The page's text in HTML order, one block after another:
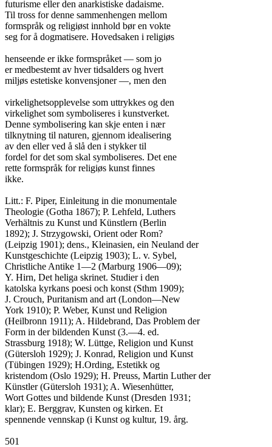
futurisme eller den anarkistiske dadaisme.
Til tross for denne sammenhengen mellom
formspråk og religiøst innhold bør en vokte
seg for å dogmatisere. Hovedsaken i religiøs
henseende er ikke formspråket — som jo
er medbestemt av hver tidsalders og hvert
miljøs estetiske konvensjoner —, men den
virkelighetsopplevelse som uttrykkes og den
virkelighet som symboliseres i kunstverket.
Denne symbolisering kan skje enten i nær
tilknytning til naturen, gjennom idealisering
av den eller ved å slå den i stykker til
fordel for det som skal symboliseres. Det ene
rette formspråk for religiøs kunst finnes
ikke.
Litt.: F. Piper, Einleitung in die monumentale
Theologie (Gotha 1867); P. Lehfeld, Luthers
Verhältnis zu Kunst und Künstlern (Berlin
1892); J. Strzygowski, Orient oder Rom?
(Leipzig 1901); dens., Kleinasien, ein Neuland der
Kunstgeschichte (Leipzig 1903); L. v. Sybel,
Christliche Antike 1—2 (Marburg 1906—09);
Y. Hirn, Det heliga skrinet. Studier i den
katolska kyrkans poesi och konst (Sthm 1909);
J. Crouch, Puritanism and art (London—New
York 1910); P. Weber, Kunst und Religion
(Heilbronn 1911); A. Hildebrand, Das Problem der
Form in der bildenden Kunst (3.—4. ed.
Strassburg 1918); W. Lüttge, Religion und Kunst
(Gütersloh 1929); J. Konrad, Religion und Kunst
(Tübingen 1929); H.Ording, Estetikk og
kristendom (Oslo 1929); H. Preuss, Martin Luther der
Künstler (Gütersloh 1931); A. Wiesenhütter,
Wort Gottes und bildende Kunst (Dresden 1931;
klar); E. Berggrav, Kunsten og kirken. Et
spennende vennskap (i Kunst og kultur, 19. årg.
501